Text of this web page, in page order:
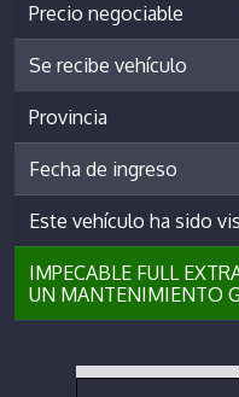
Precio negociable
Se recibe vehículo
Provincia
Fecha de ingreso
Este vehículo ha sido
IMPECABLE FULL
UN MANTENIMIENTO